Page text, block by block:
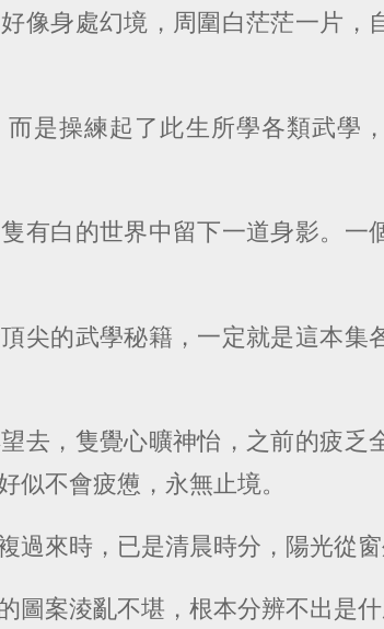
像身處幻境，周圍白茫茫一片，
是操練起了此生所學各類武學
有白的世界中留下一道身影。一
尖的武學秘籍，一定就是這本集
去，隻覺心曠神怡，之前的疲乏
不會疲憊，永無止境。
過來時，已是清晨時分，陽光從窗
圖案淩亂不堪，根本分辨不出是什